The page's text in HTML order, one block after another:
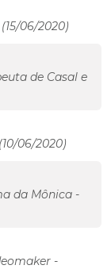
06/2020)
de Casal e
06/2020)
da Mônica -
-